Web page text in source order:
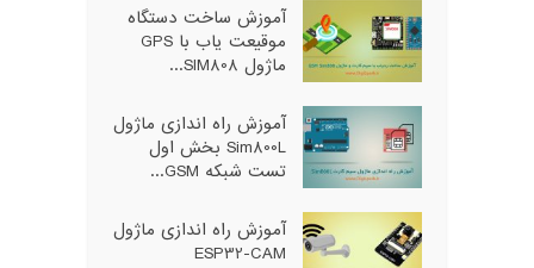
آموزش ساخت دستگاه
موقیعت یاب با GPS
ماژول SIM808...
آموزش راه اندازی ماژول
Sim800L بخش اول
تست شبکه GSM...
آموزش راه اندازی ماژول
ESP32-CAM